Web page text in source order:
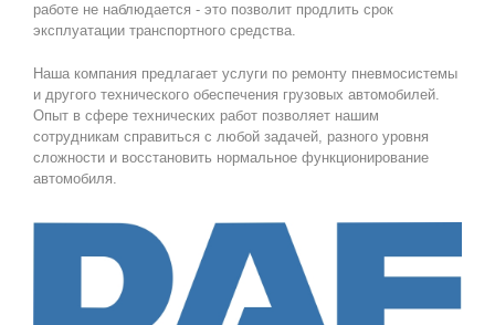
работе не наблюдается - это позволит продлить срок
эксплуатации транспортного средства.
Наша компания предлагает услуги по ремонту пневмосистемы
и другого технического обеспечения грузовых автомобилей.
Опыт в сфере технических работ позволяет нашим
сотрудникам справиться с любой задачей, разного уровня
сложности и восстановить нормальное функционирование
автомобиля.